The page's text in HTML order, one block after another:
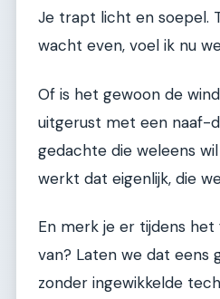
Je trapt licht en soepel.
wacht even, voel ik nu
Of is het gewoon de
uitgerust met een naaf-
gedachte die weleens
werkt dat eigenlijk, die
En merk je er tijdens
van? Laten we dat eens
zonder ingewikkelde